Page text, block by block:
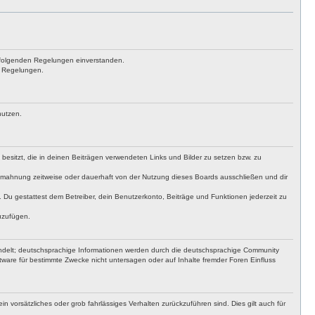
Regelungen einverstanden.
die in deinen Beiträgen verwendeten Links und Bilder zu setzen bzw. zu
zeitweise oder dauerhaft von der Nutzung dieses Boards ausschließen und dir
gestattest dem Betreiber, dein Benutzerkonto, Beiträge und Funktionen jederzeit zu
deutschsprachige Informationen werden durch die deutschsprachige Community
für bestimmte Zwecke nicht untersagen oder auf Inhalte fremder Foren Einfluss
vorsätzliches oder grob fahrlässiges Verhalten zurückzuführen sind. Dies gilt auch für